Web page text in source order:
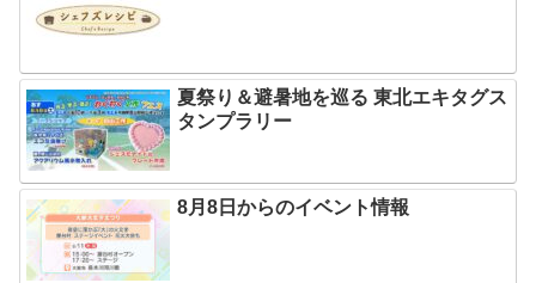
夏祭り＆避暑地を巡る 東北エキタグス
タンプラリー
8月8日からのイベント情報